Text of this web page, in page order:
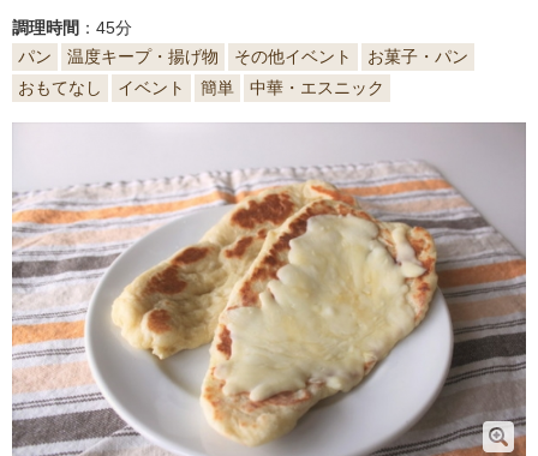
調理時間 ：45分
パン
温度キープ・揚げ物 その他イベント
お菓子・パン
おもてなし
イベント 簡単 中華・エスニック